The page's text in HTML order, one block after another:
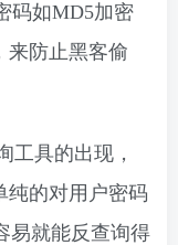
码如MD5加密
来防止黑客偷
工具的出现，
纯的对用户密码
易就能反查询得